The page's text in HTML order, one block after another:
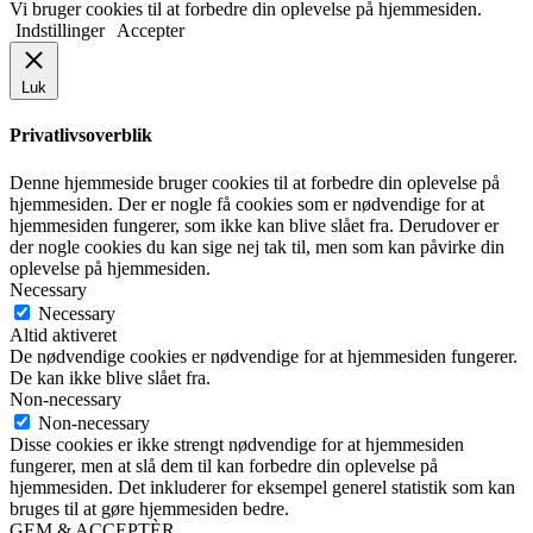
Vi bruger cookies til at forbedre din oplevelse på hjemmesiden.
Indstillinger
Accepter
Luk
Privatlivsoverblik
Denne hjemmeside bruger cookies til at forbedre din oplevelse på
hjemmesiden. Der er nogle få cookies som er nødvendige for at
hjemmesiden fungerer, som ikke kan blive slået fra. Derudover er
der nogle cookies du kan sige nej tak til, men som kan påvirke din
oplevelse på hjemmesiden.
Necessary
Necessary
Altid aktiveret
De nødvendige cookies er nødvendige for at hjemmesiden fungerer.
De kan ikke blive slået fra.
Non-necessary
Non-necessary
Disse cookies er ikke strengt nødvendige for at hjemmesiden
fungerer, men at slå dem til kan forbedre din oplevelse på
hjemmesiden. Det inkluderer for eksempel generel statistik som kan
bruges til at gøre hjemmesiden bedre.